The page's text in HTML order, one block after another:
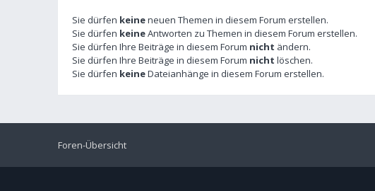
Sie dürfen keineneuen Themen in diesem Forum erstellen.
Sie dürfen keineAntworten zu Themen in diesem Forum erstellen.
Sie dürfen Ihre Beiträge in diesem Forum nicht ändern.
Sie dürfen Ihre Beiträge in diesem Forum nicht löschen.
Sie dürfen keineDateianhänge in diesem Forum erstellen.
Foren-Übersicht